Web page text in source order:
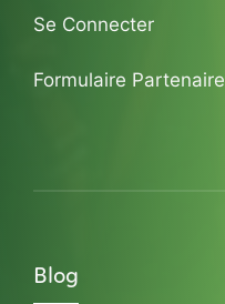
Se Connecter
Formulaire Partenaire
Blog